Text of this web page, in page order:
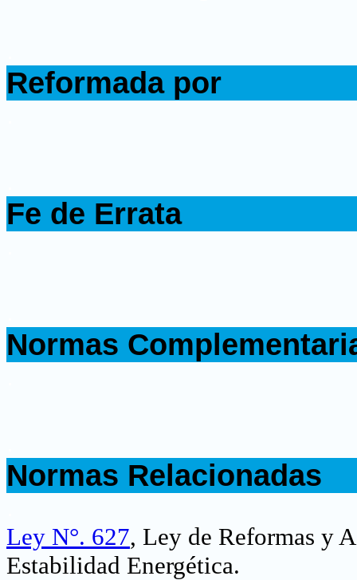
Reformada por
Fe de Errata
Normas
Normas Relacionadas
Ley N°. 627, Ley de Reformas y
Estabilidad Energética.